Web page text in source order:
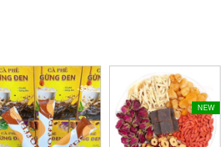
-35% -20%
NEW